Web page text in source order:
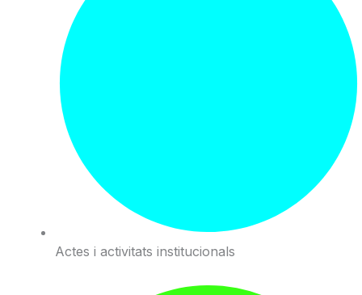
Actes i activitats institucionals